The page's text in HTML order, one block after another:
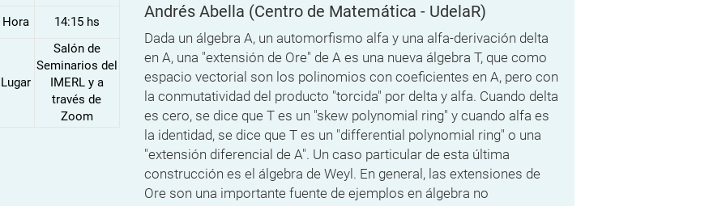
Hora 14:15 hs
Lugar
Salón de
Seminarios del
IMERL y a
través de
Zoom
Andrés Abella (Centro de Matemática - UdelaR)
Dada un álgebra A, un automorfismo alfa y una alfa-derivación delta
en A, una "extensión de Ore" de A es una nueva álgebra T, que como
espacio vectorial son los polinomios con coeficientes en A, pero con
la conmutatividad del producto "torcida" por delta y alfa. Cuando delta
es cero, se dice que T es un "skew polynomial ring" y cuando alfa es
la identidad, se dice que T es un "differential polynomial ring" o una
"extensión diferencial de A". Un caso particular de esta última
construcción es el álgebra de Weyl. En general, las extensiones de
Ore son una importante fuente de ejemplos en álgebra no